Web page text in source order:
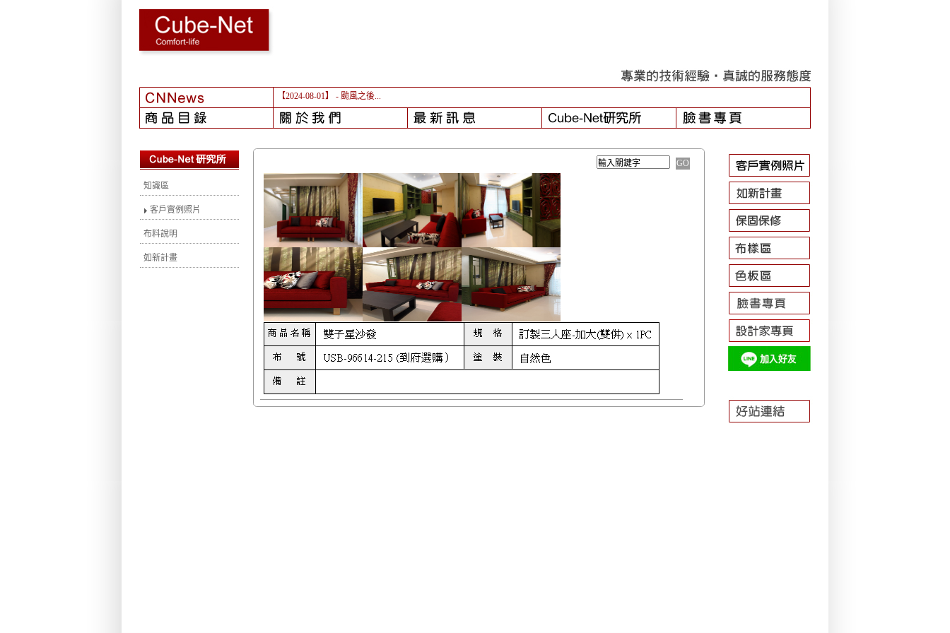
【2024-08-01】 - 颱風之後...
知識區
客戶實例照片
布料說明
如新計畫